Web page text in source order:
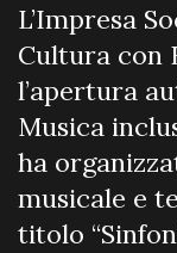
L’Impresa
Cultura con
l’apertura
Musica
ha
musicale e
titolo